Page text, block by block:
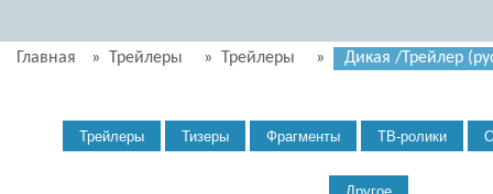
Главная » Трейлеры » Трейлеры » Дикая /Трейлер